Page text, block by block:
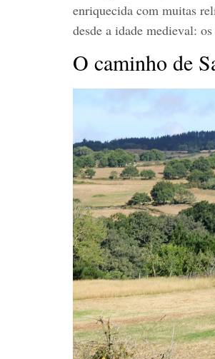
enriquecida com muitas
desde a idade medieval: os
O caminho de